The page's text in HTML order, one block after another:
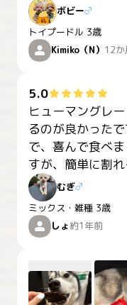
ボビー♂
トイプードル 3歳
Kimiko（N） 12か
5.0
ヒューマングレ
るのが良かった
で、喜んで食べ
すが、簡単に割
むぎ♂
ミックス・雑種 3歳
しょ約1年前